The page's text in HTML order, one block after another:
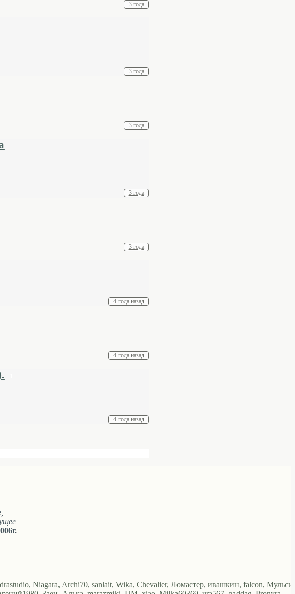
3 года
3 года
3 года
3 года
3 года
4 года назад
4 года назад
4 года назад
Niagara, Archi70, sanlait, Wika, Chevalier, Ломастер, ивашкин, falcon,